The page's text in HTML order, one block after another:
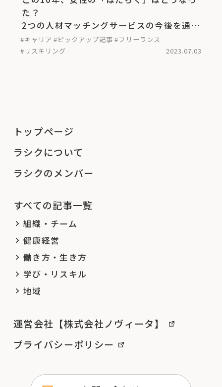
た？
2つの人材マッチングサービスの今後を通し
て考える＜後編＞
#キャリア #ピックアップ記事 #フリーランス
#リスキリング
2023.07.03
トップページ
ラシクについて
ラシクのメンバー
すべての記事一覧
組織・チーム
健康経営
働き方・生き方
学び・リスキル
地域
運営会社【株式会社ノヴィータ】
プライバシーポリシー